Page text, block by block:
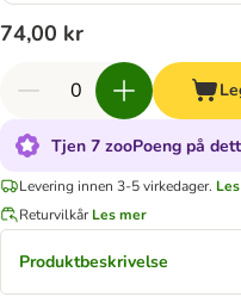
74,00 kr
Tjen 7 zooPoeng på
Levering innen 3-5 virkedager.
Returvilkår Les mer
Produktbeskrivelse